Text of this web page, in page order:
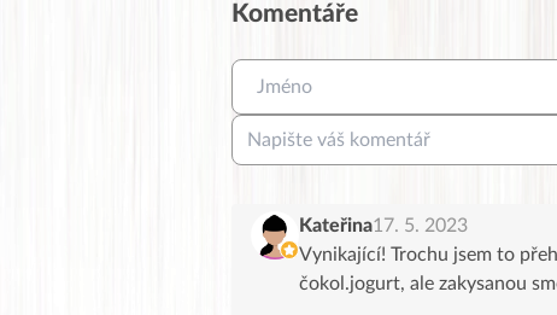
Komentáře
Kateřina17. 5. 2023
Vynikající! Trochu jsem to
čokol.jogurt, ale zakysanou